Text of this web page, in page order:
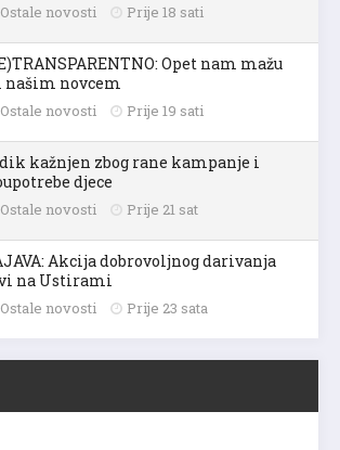
Ostale novosti Prije 18 sati
Opet nam mažu
našim novcem
Ostale novosti Prije 19 sati
kažnjen zbog rane kampanje i
djece
Ostale novosti Prije 21 sat
Akcija dobrovoljnog darivanja
na Ustirami
Ostale novosti Prije 23 sata